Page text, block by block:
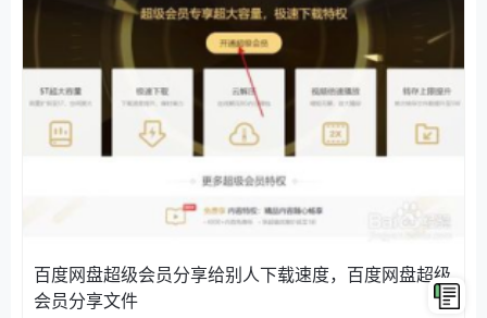
百度云盘共享超级会员登陆教程
因为本站能力有限不能给每一位方可提供单独的百度云
超级会员账号，免费账号人多可能会限速，建议大家租
用不限速网盘会员号
点此租用不限速百度网盘超级会员共享账号
2.5元租1天8元租一个月
百度云盘共享超级会员分享帮助
从下手，以下是网站的写一些使用帮助。
1、百度云盘共享超级会员登陆账号提示不存在？
百度网盘超级会员分享给别人下载速度，百度网盘超级
会员分享文件